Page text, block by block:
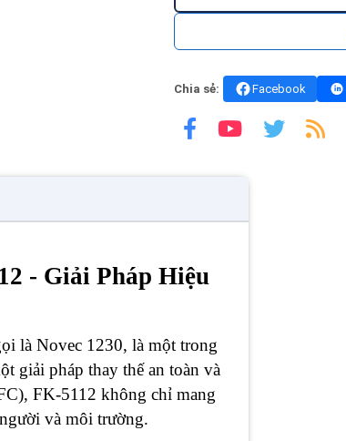
Chia sẻ: Facebook
- Giải Pháp Hiệu
là Novec 1230, là một trong
giải pháp thay thế an toàn và
FK-5112 không chỉ mang
và môi trường.